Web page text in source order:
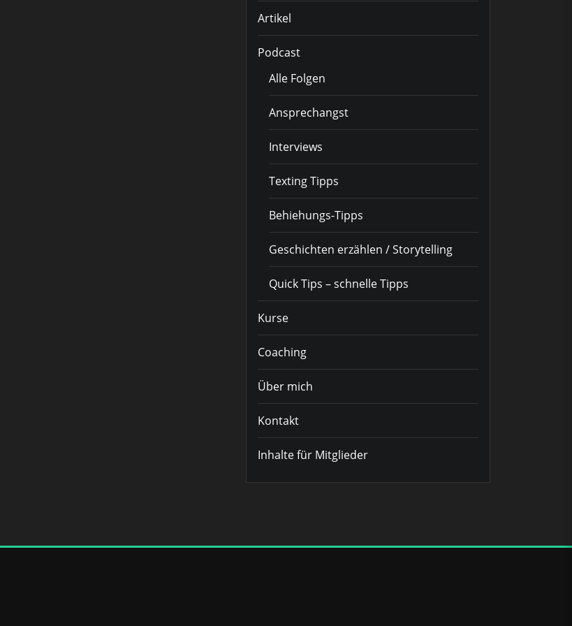
Artikel
Podcast
Alle Folgen
Ansprechangst
Interviews
Texting Tipps
Behiehungs-Tipps
Geschichten erzählen / Storytelling
Quick Tips – schnelle Tipps
Kurse
Coaching
Über mich
Kontakt
Inhalte für Mitglieder